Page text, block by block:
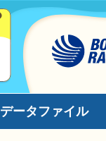
データファイル